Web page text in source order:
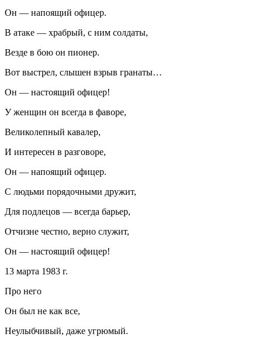
Он — напоящий офицер.
В атаке — храбрый, с ним солдаты,
Везде в бою он пионер.
Вот выстрел, слышен взрыв гранаты…
Он — настоящий офицер!
У женщин он всегда в фаворе,
Великолепный кавалер,
И интересен в разговоре,
Он — напоящий офицер.
С людьми порядочными дружит,
Для подлецов — всегда барьер,
Отчизне честно, верно служит,
Он — настоящий офицер!
13 марта 1983 г.
Про него
Он был не как все,
Неулыбчивый, даже угрюмый.